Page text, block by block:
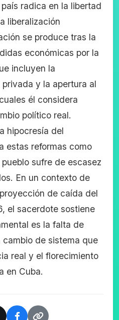
radica en la libertad
liberalización
se produce tras la
económicas por la
incluyen la
y la apertura al
él considera
político real.
hipocresía del
estas reformas como
sufre de escasez
En un contexto de
de caída del
el sacerdote sostiene
es la falta de
de sistema que
real y el florecimiento
en Cuba.